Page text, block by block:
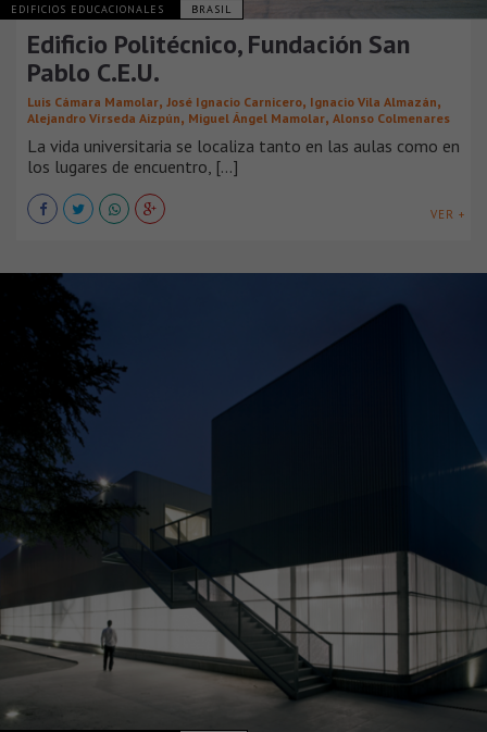
EDIFICIOS EDUCACIONALES BRASIL
Edificio Politécnico, Fundación San
Pablo C.E.U.
Luis Cámara Mamolar, José Ignacio Carnicero, Ignacio Vila Almazán,
Alejandro Vírseda Aizpún, Miguel Ángel Mamolar, Alonso Colmenares
La vida universitaria se localiza tanto en las aulas como en
los lugares de encuentro, [...]
VER +